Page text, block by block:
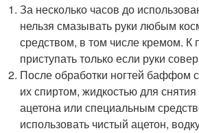
За несколько часов до
нельзя смазывать руки любым
средством, в том числе кремом. К
приступать только если руки
После обработки ногтей баффом
их спиртом, жидкостью для
ацетона или специальным
использовать чистый ацетон,